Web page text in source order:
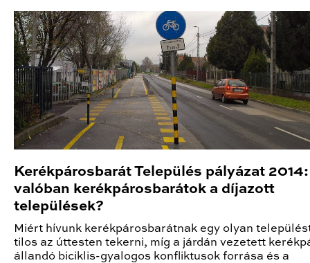
Kerékpárosbarát Település pályázat 2014:
valóban kerékpárosbarátok a díjazott
települések?
Miért hívunk kerékpárosbarátnak egy olyan
tilos az úttesten tekerni, míg a járdán vezetett
állandó biciklis-gyalogos konfliktusok forrása és a